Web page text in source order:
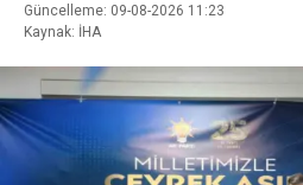
Güncelleme: 09-08-2026 11:23
Kaynak: İHA